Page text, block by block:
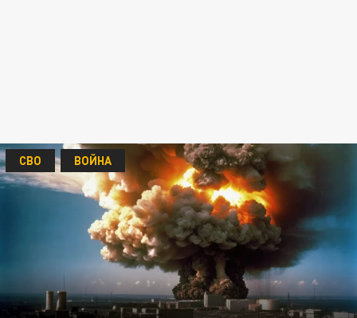
СВО ВОЙНА